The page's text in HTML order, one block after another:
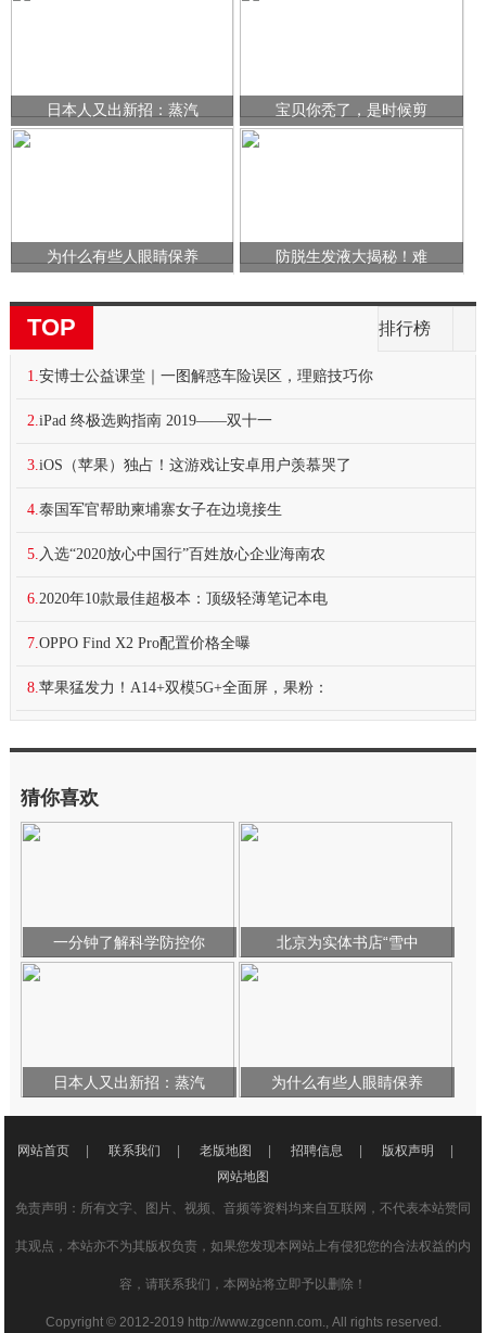
日本人又出新招：蒸汽 宝贝你秃了，是时候剪
为什么有些人眼睛保养 防脱生发液大揭秘！难
TOP 排行榜
1.安博士公益课堂｜一图解惑车险误区，理赔技巧你
2.​iPad 终极选购指南 2019——双十一
3.iOS（苹果）独占！这游戏让安卓用户羡慕哭了
4.泰国军官帮助柬埔寨女子在边境接生
5. 入选“2020放心中国行”百姓放心企业海南农
6.2020年10款最佳超极本：顶级轻薄笔记本电
7.OPPO Find X2 Pro配置价格全曝
8.苹果猛发力！A14+双模5G+全面屏，果粉：
猜你喜欢
一分钟了解科学防控你 北京为实体书店“雪中
日本人又出新招：蒸汽 为什么有些人眼睛保养
网站首页 联系我们 老版地图 招聘信息 版权声明
网站地图
免责声明：所有文字、图片、视频、音频等资料均来自互联网，不代表本站赞同
其观点，本站亦不为其版权负责，如果您发现本网站上有侵犯您的合法权益的内
容，请联系我们，本网站将立即予以删除！
Copyright © 2012-2019 http://www.zgcenn.com., All rights reserved.